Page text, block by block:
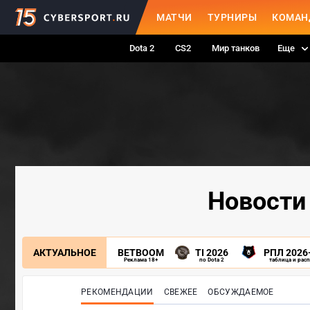
МАТЧИ ТУРНИРЫ
Dota 2 CS2 Мир танков Еще
АКТУАЛЬНОЕ BETBOOM
Реклама 18+
TI 2026
по Dota 2
РПЛ
таблица и
РЕКОМЕНДАЦИИ СВЕЖЕЕ ОБСУЖДАЕМОЕ